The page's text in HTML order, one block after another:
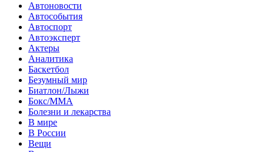
Автоновости
Автособытия
Автоспорт
Автоэксперт
Актеры
Аналитика
Баскетбол
Безумный мир
Биатлон/Лыжи
Бокс/MMA
Болезни и лекарства
В мире
В России
Вещи